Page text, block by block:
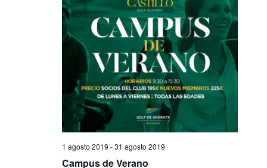
de
1 agosto 2019 -31 agosto 2019
Campus de Verano